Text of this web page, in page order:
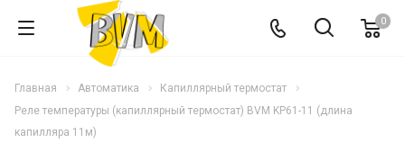
0
Главная Автоматика
Капиллярный термостат
Реле температуры (капиллярный термостат) BVM KP61-11 (длина
капилляра 11м)